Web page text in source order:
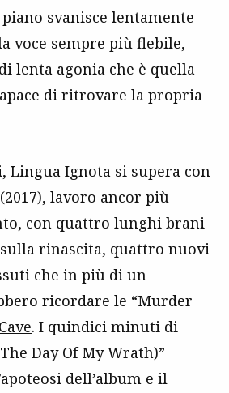
svanisce lentamente
voce sempre più flebile,
lenta agonia che è quella
di ritrovare la propria
Lingua Ignota si supera con
(2017), lavoro ancor più
con quattro lunghi brani
rinascita, quattro nuovi
che in più di un
ricordare le “Murder
. I quindici minuti di
Day Of My Wrath)”
dell’album e il